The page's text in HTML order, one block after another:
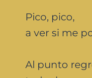
Pico, pico,
a ver si me
Al punto